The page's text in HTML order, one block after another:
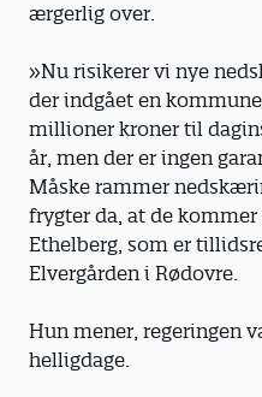
ærgerlig over.
»Nu risikerer vi nye
der indgået en
millioner kroner til
år, men der er ingen
Måske rammer
frygter da, at de
Ethelberg, som er
Elvergården i Rødovre.
Hun mener, regeringen
helligdage.